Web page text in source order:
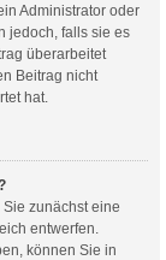
Administrator oder
jedoch, falls sie es
überarbeitet
Beitrag nicht
hat.
zunächst eine
entwerfen.
können Sie in